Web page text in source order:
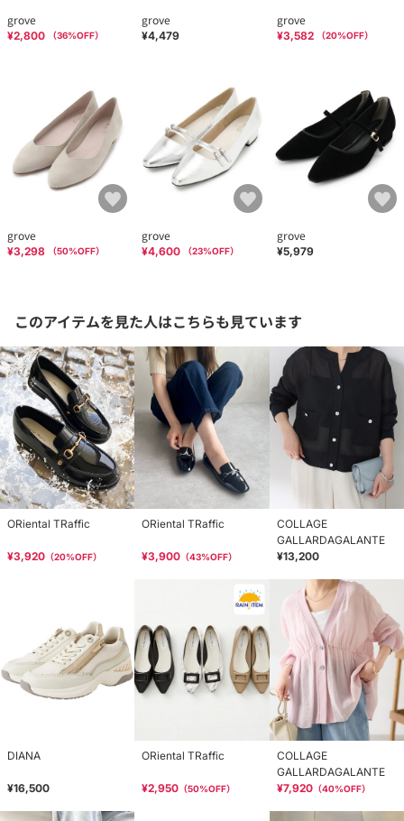
grove
¥2,800 （36%OFF）
grove
¥4,479
grove
¥3,582 （20%OFF）
grove
¥3,298 （50%OFF）
grove
¥4,600 （23%OFF）
grove
¥5,979